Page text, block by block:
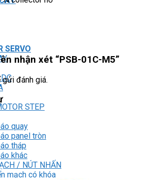
SERVO
STEP
quay
panel tròn
tháp
khác
/ NÚT NHẤN
mạch có khóa
nhận xét “PSB-01C-M5”
đánh giá.